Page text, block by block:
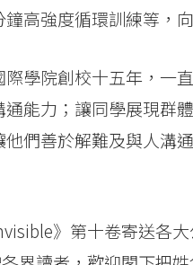
高強度循環訓練等，
學院創校十五年，一
能力；讓同學展現群
們善於解難及與人溝
》第十卷寄送各